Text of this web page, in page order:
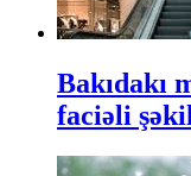
Bakıdakı
faciəli